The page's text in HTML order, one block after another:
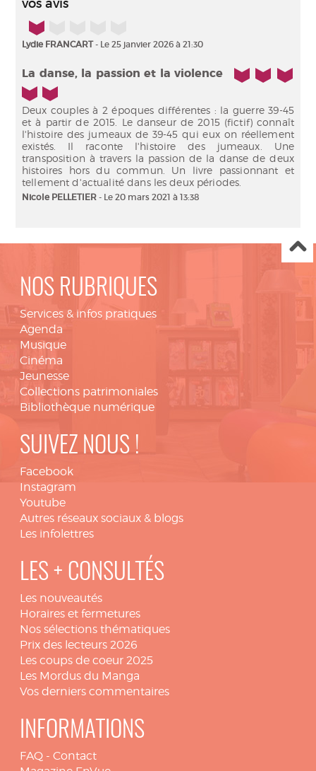
vos avis
1/5
Lydie FRANCART- Le 25 janvier 2026 à 21:30
La danse, la passion et la violence 5/5
Deux couples à 2 époques différentes : la guerre 39-45
et à partir de 2015. Le danseur de 2015 (fictif) connaît
l'histoire des jumeaux de 39-45 qui eux on réellement
existés. Il raconte l'histoire des jumeaux. Une
transposition à travers la passion de la danse de deux
histoires hors du commun. Un livre passionnant et
tellement d'actualité dans les deux périodes.
Nicole PELLETIER - Le 20 mars 2021 à 13:38
NOS RUBRIQUES
Services & infos pratiques
Agenda
Musique
Cinéma
Jeunesse
Collections patrimoniales
Bibliothèque numérique
SUIVEZ NOUS !
Facebook
Instagram
Youtube
Autres réseaux sociaux & blogs
Les infolettres
LES + CONSULTÉS
Les nouveautés
Horaires et fermetures
Nos sélections thématiques
Prix des lecteurs 2026
Les coups de coeur 2025
Les Mordus du Manga
Vos derniers commentaires
INFORMATIONS
FAQ - Contact